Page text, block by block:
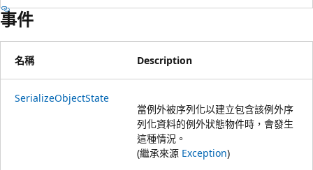
事件
名稱 Description
SerializeObjectState
當例外被序列化以建立包含該例外序
列化資料的例外狀態物件時，會發生
這種情況。
(繼承來源 Exception)